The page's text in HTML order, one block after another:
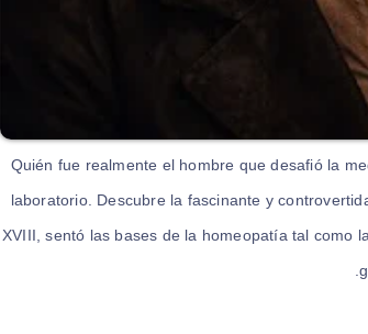
¿Quién fue realmente el hombre que desafió la
laboratorio. Descubre la fascinante y
XVIII, sentó las bases de la homeopatía tal como